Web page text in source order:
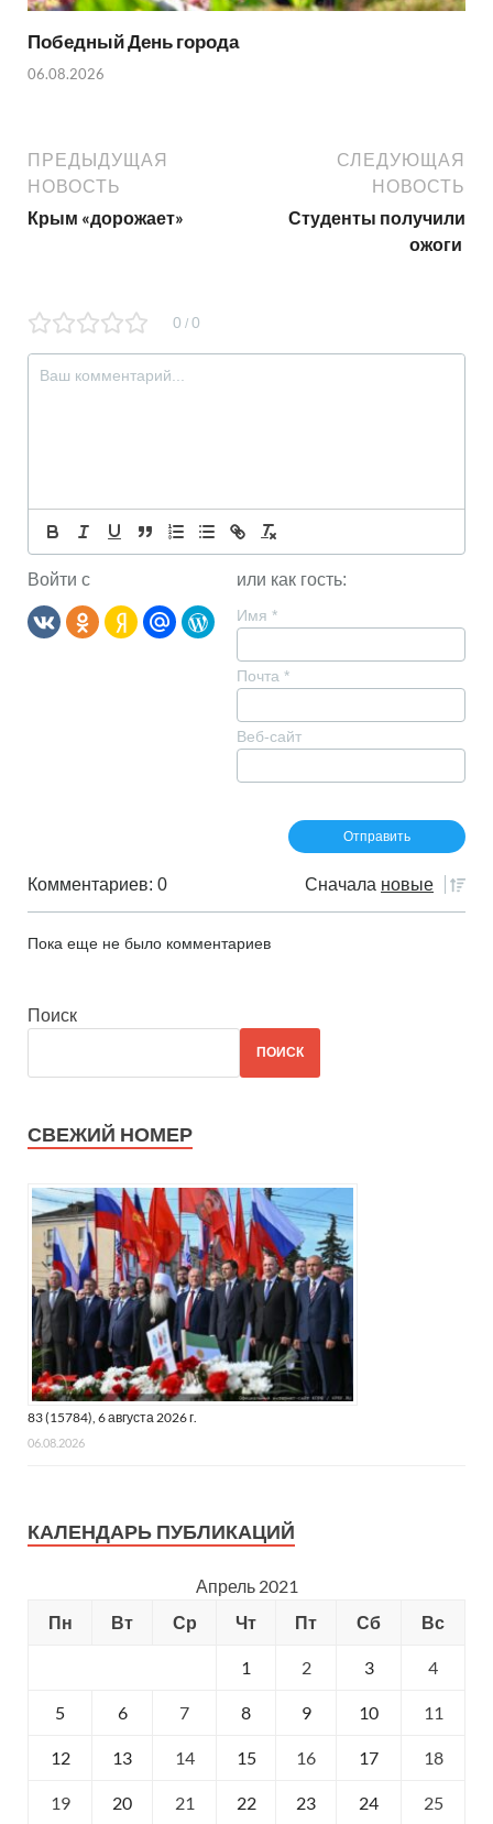
Победный День города
06.08.2026
ПРЕДЫДУЩАЯ
НОВОСТЬ
Крым «дорожает»
СЛЕДУЮЩАЯ
НОВОСТЬ
Студенты получили
ожоги
0 / 0
Войти с или как гость:
Имя *
Почта *
Веб-сайт
Комментариев: 0 Сначала новые
Пока еще не было комментариев
Поиск
ПОИСК
СВЕЖИЙ НОМЕР
83 (15784), 6 августа 2026 г.
06.08.2026
КАЛЕНДАРЬ ПУБЛИКАЦИЙ
Апрель 2021
Пн
Вт Ср Чт Пт Сб Вс
1 2 3 4
5 6 7 8 9 10 11
12 13 14 15 16 17 18
19 20 21 22 23 24 25